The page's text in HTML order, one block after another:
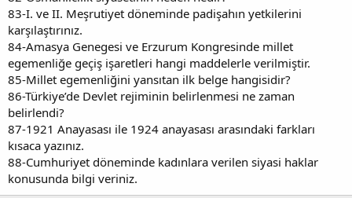
83-I. ve II. Meşrutiyet döneminde padişahın yetkilerini
karşılaştırınız.
84-Amasya Genegesi ve Erzurum Kongresinde millet
egemenliğe geçiş işaretleri hangi maddelerle verilmiştir.
85-Millet egemenliğini yansıtan ilk belge hangisidir?
86-Türkiye’de Devlet rejiminin belirlenmesi ne zaman
belirlendi?
87-1921 Anayasası ile 1924 anayasası arasındaki farkları
kısaca yazınız.
88-Cumhuriyet döneminde kadınlara verilen siyasi haklar
konusunda bilgi veriniz.